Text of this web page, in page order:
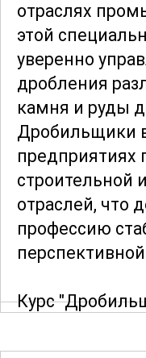
отраслях
этой
уверенно
дробления
камня и руды
Дробильщики
строительной
отраслей, что
профессию
Курс